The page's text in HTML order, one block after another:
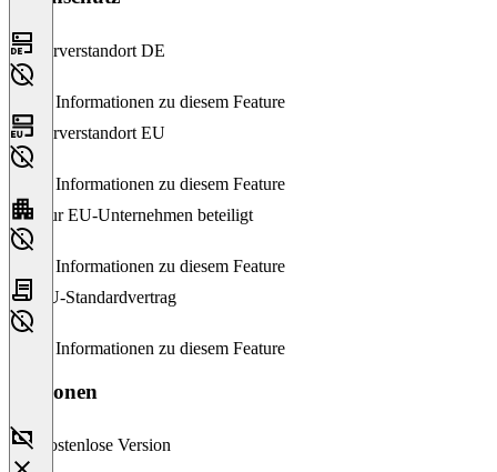
Serverstandort DE
Keine Informationen zu diesem Feature
Serverstandort EU
Keine Informationen zu diesem Feature
Nur EU-Unternehmen beteiligt
Keine Informationen zu diesem Feature
EU-Standardvertrag
Keine Informationen zu diesem Feature
Versionen
Kostenlose Version